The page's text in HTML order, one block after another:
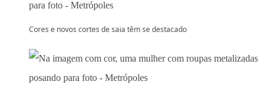
Cores e novos cortes de saia têm se destacado